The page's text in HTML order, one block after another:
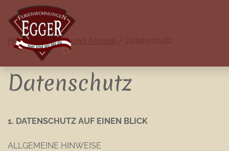
Home Kontakt und Anreise / Datenschutz
Datenschutz
1. DATENSCHUTZ AUF EINEN BLICK
ALLGEMEINE HINWEISE